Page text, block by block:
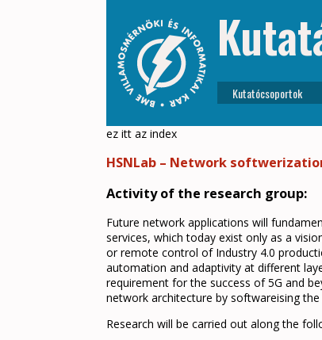
Kutatócsoportok
ez itt az index
HSNLab – Network
Activity of the research group:
Future network applications will
services, which today exist only as a
or remote control of Industry 4.0
automation and adaptivity at different
requirement for the success of 5G and
network architecture by softwareising
Research will be carried out along the